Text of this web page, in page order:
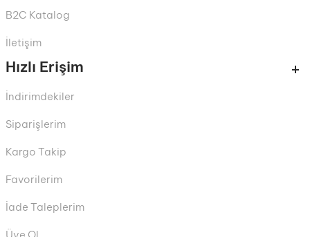
B2C Katalog
İletişim
Hızlı Erişim
İndirimdekiler
Siparişlerim
Kargo Takip
Favorilerim
İade Taleplerim